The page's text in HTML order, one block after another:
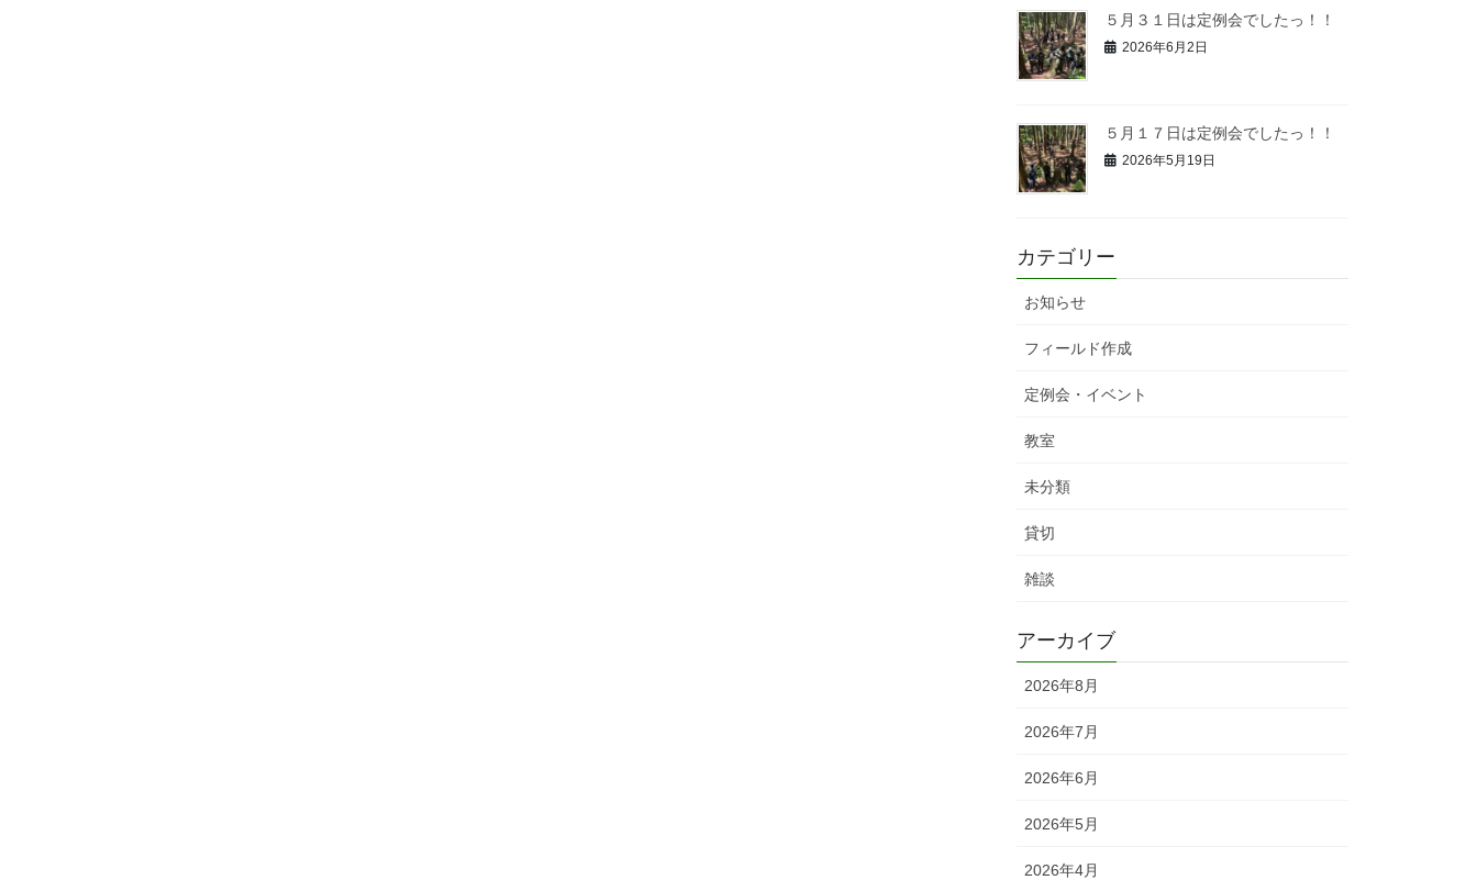
５月３１日は定例会でしたっ！！
2026年6月2日
５月１７日は定例会でしたっ！！
2026年5月19日
カテゴリー
お知らせ
フィールド作成
定例会・イベント
教室
未分類
貸切
雑談
アーカイブ
2026年8月
2026年7月
2026年6月
2026年5月
2026年4月